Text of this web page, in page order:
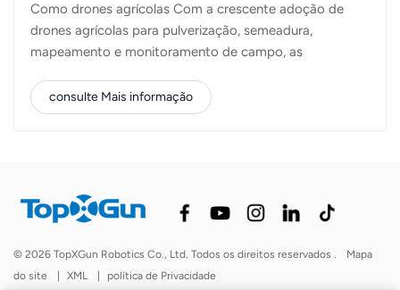
Como drones agrícolas Com a crescente adoção de
drones agrícolas para pulverização, semeadura,
mapeamento e monitoramento de campo, as
mais importante em relação a como e onde esses
sistemas podem ser utilizados. Embora a tecnologia seja
preocupações com a segurança e nas práticas agrícolas
locais.Este artigo oferece uma visão geral prática de
diferem nas principais regiões e o que operadores,
consulte Mais informação
© 2026 TopXGun Robotics Co., Ltd. Todos os direitos reservados .
Mapa
do site
| XML | política de Privacidade